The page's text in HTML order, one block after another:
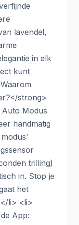
lavendel,
in elk
kunt
strong>
Modus
handmatig
trilling)
in. Stop je
het
li> <li>
App: